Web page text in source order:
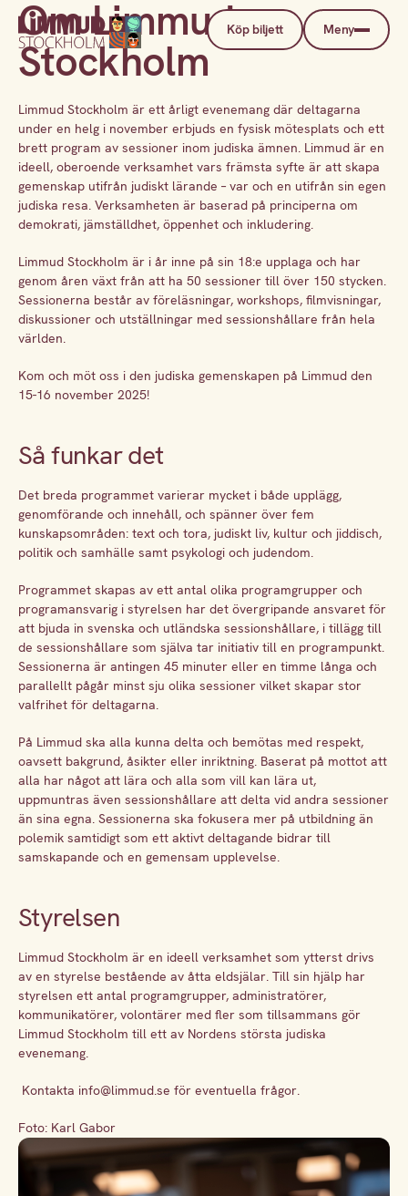
Köp biljett Meny
Om Limmud
Stockholm
Limmud Stockholm är ett årligt evenemang där deltagarna
under en helg i november erbjuds en fysisk mötesplats och ett
brett program av sessioner inom judiska ämnen. Limmud är en
ideell, oberoende verksamhet vars främsta syfte är att skapa
gemenskap utifrån judiskt lärande – var och en utifrån sin egen
judiska resa. Verksamheten är baserad på principerna om
demokrati, jämställdhet, öppenhet och inkludering.
Limmud Stockholm är i år inne på sin 18:e upplaga och har
genom åren växt från att ha 50 sessioner till över 150 stycken.
Sessionerna består av föreläsningar, workshops, filmvisningar,
diskussioner och utställningar med sessionshållare från hela
världen.
Kom och möt oss i den judiska gemenskapen på Limmud den
15-16 november 2025!
Så funkar det
Det breda programmet varierar mycket i både upplägg,
genomförande och innehåll, och spänner över fem
kunskapsområden: text och tora, judiskt liv, kultur och jiddisch,
politik och samhälle samt psykologi och judendom.
Programmet skapas av ett antal olika programgrupper och
programansvarig i styrelsen har det övergripande ansvaret för
att bjuda in svenska och utländska sessionshållare, i tillägg till
de sessionshållare som själva tar initiativ till en programpunkt.
Sessionerna är antingen 45 minuter eller en timme långa och
parallellt pågår minst sju olika sessioner vilket skapar stor
valfrihet för deltagarna.
På Limmud ska alla kunna delta och bemötas med respekt,
oavsett bakgrund, åsikter eller inriktning. Baserat på mottot att
alla har något att lära och alla som vill kan lära ut,
uppmuntras även sessionshållare att delta vid andra sessioner
än sina egna. Sessionerna ska fokusera mer på utbildning än
polemik samtidigt som ett aktivt deltagande bidrar till
samskapande och en gemensam upplevelse.
Styrelsen
Limmud Stockholm är en ideell verksamhet som ytterst drivs
av en styrelse bestående av åtta eldsjälar. Till sin hjälp har
styrelsen ett antal programgrupper, administratörer,
kommunikatörer, volontärer med fler som tillsammans gör
Limmud Stockholm till ett av Nordens största judiska
evenemang.
Kontakta info@limmud.se för eventuella frågor.
Foto: Karl Gabor